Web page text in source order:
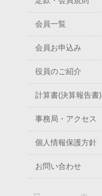
会員一覧
会員お申込み
役員のご紹介
計算書(決算報告書)
事務局・アクセス
個人情報保護方針
お問い合わせ